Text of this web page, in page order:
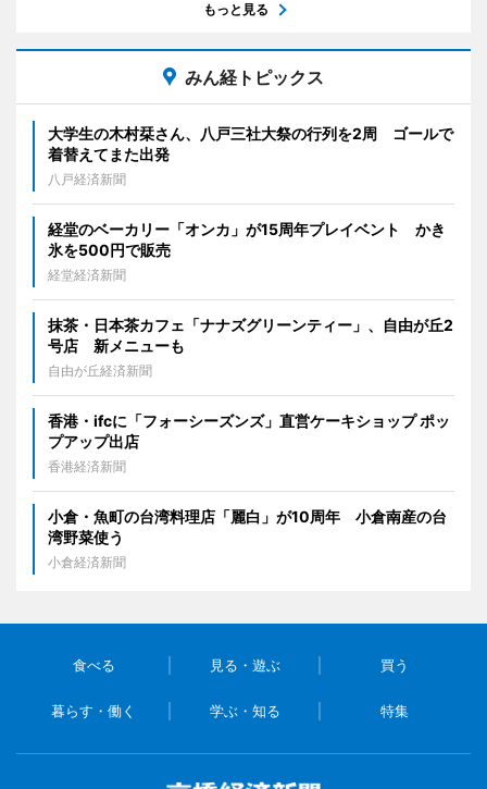
もっと見る
みん経トピックス
大学生の木村栞さん、八戸三社大祭の行列を2周 ゴールで
着替えてまた出発
八戸経済新聞
経堂のベーカリー「オンカ」が15周年プレイベント かき
氷を500円で販売
経堂経済新聞
抹茶・日本茶カフェ「ナナズグリーンティー」、自由が丘2
号店 新メニューも
自由が丘経済新聞
香港・ifcに「フォーシーズンズ」直営ケーキショップ ポッ
プアップ出店
香港経済新聞
小倉・魚町の台湾料理店「麗白」が10周年 小倉南産の台
湾野菜使う
小倉経済新聞
食べる 見る・遊ぶ 買う
暮らす・働く 学ぶ・知る 特集